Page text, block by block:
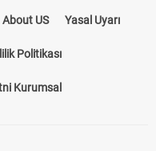
About US Yasal Uyarı
Politikası
Kurumsal